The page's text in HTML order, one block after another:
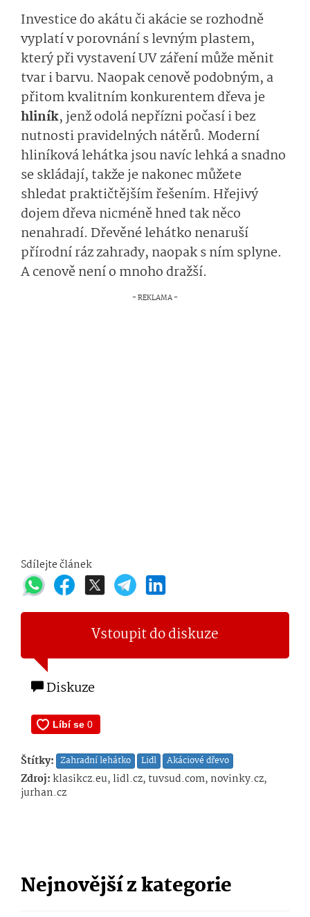
Investice do akátu či akácie se rozhodně
vyplatí v porovnání s levným plastem,
který při vystavení UV záření může měnit
tvar i barvu. Naopak cenově podobným, a
přitom kvalitním konkurentem dřeva je
hliník, jenž odolá nepřízni počasí i bez
nutnosti pravidelných nátěrů. Moderní
hliníková lehátka jsou navíc lehká a snadno
se skládají, takže je nakonec můžete
shledat praktičtějším řešením. Hřejivý
dojem dřeva nicméně hned tak něco
nenahradí. Dřevěné lehátko nenaruší
přírodní ráz zahrady, naopak s ním splyne.
A cenově není o mnoho dražší.
Sdílejte článek
Vstoupit do diskuze
Diskuze
Štítky: Zahradní lehátko Lidl Akáciové dřevo
Zdroj:klasikcz.eu, lidl.cz, tuvsud.com, novinky.cz,
jurhan.cz
Nejnovější z kategorie